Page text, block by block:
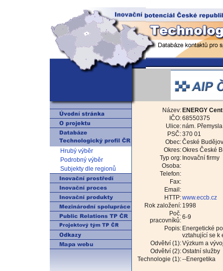
Hrubý výběr
Podrobný výběr
Subjekty dle regionů
Název: ENERGY
IČO:68550375
Ulice:nám.
PSČ:370 01
Obec:České
Okres:Okres České
Typ org: Inovační firmy
Osoba:
Telefon:
Fax:
Email:
HTTP:www.eccb.cz
Rok založení: 1998
Poč.
pracovníků:6-9
Popis: Energetické
vztahující se k
Odvětví (1):Výzkum a
Odvětví (2):Ostatní služby
Technologie (1):--Energetika